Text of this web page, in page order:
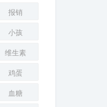
报销
小孩
维生素
鸡蛋
血糖